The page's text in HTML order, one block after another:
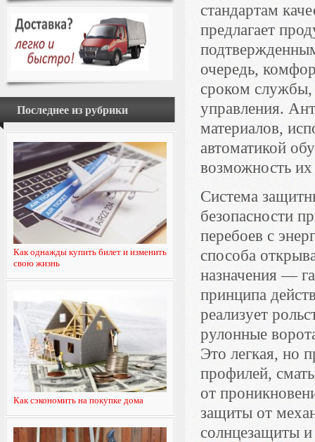
Последнее из рубрики
Как однажды купить билет и изменить
свою жизнь
Как сэкономить на покупке дома
стандартам
предлагает
очередь,
сроком службы,
управления.
материалов,
автоматикой
возможность их
Система
безопасности
перебоев с
способа
назначения —
принципа
реализует
рулонные
Это легкая, но
профилей,
от
защиты от
солнцезащиты и